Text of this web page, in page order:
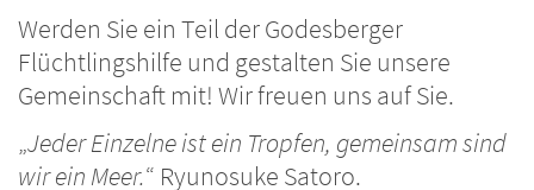
Werden Sie ein Teil der Godesberger
Flüchtlingshilfe und gestalten Sie unsere
Gemeinschaft mit! Wir freuen uns auf Sie.
„Jeder Einzelne ist ein Tropfen, gemeinsam sind
wir ein Meer.“ Ryunosuke Satoro.